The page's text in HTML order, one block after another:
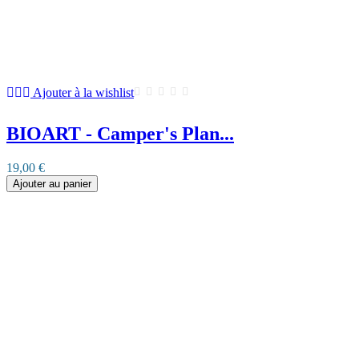
Ajouter à la wishlist
BIOART - Camper's Plan...
19,00 €
Ajouter au panier